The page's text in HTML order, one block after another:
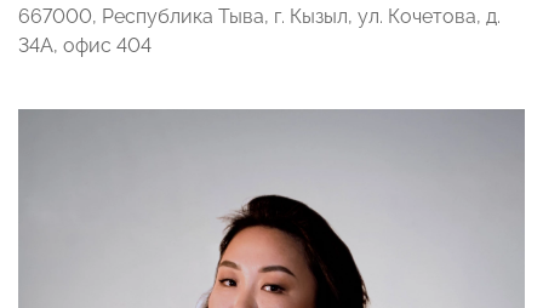
667000, Республика Тыва, г. Кызыл, ул. Кочетова, д.
34А, офис 404